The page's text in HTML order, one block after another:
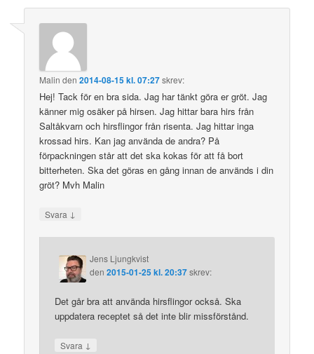
Malin den2014-08-15 kl. 07:27skrev:
Hej! Tack för en bra sida. Jag har tänkt göra er gröt. Jag
känner mig osäker på hirsen. Jag hittar bara hirs från
Saltåkvarn och hirsflingor från risenta. Jag hittar inga
krossad hirs. Kan jag använda de andra? På
förpackningen står att det ska kokas för att få bort
bitterheten. Ska det göras en gång innan de används i din
gröt? Mvh Malin
Svara ↓
Jens Ljungkvist
den2015-01-25 kl. 20:37skrev:
Det går bra att använda hirsflingor också. Ska
uppdatera receptet så det inte blir missförstånd.
Svara ↓